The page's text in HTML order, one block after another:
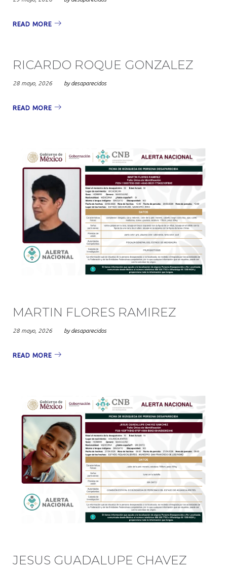
READ MORE
RICARDO ROQUE GONZALEZ
28 mayo, 2026 bydesaparecidos
READ MORE
MARTIN FLORES RAMIREZ
28 mayo, 2026 bydesaparecidos
READ MORE
JESUS GUADALUPE CHAVEZ